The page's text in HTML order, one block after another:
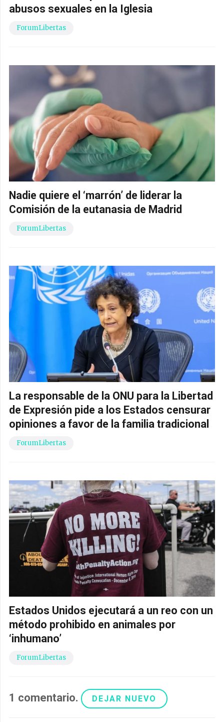
abusos sexuales en la Iglesia
ForumLibertas
Nadie quiere el ‘marrón’ de liderar la
Comisión de la eutanasia de Madrid
ForumLibertas
La responsable de la ONU para la Libertad
de Expresión pide a los Estados censurar
opiniones a favor de la familia tradicional
ForumLibertas
Estados Unidos ejecutará a un reo con un
método prohibido en animales por
‘inhumano’
ForumLibertas
1 comentario. DEJAR NUEVO